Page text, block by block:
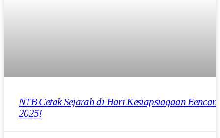
NTB Cetak Sejarah di Hari Kesiapsiagaan
2025!